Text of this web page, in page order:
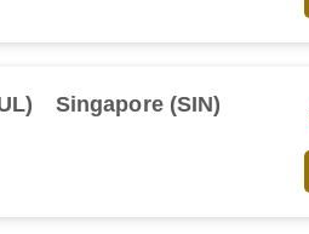
Singapore (SIN)